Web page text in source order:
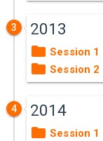
3 2013
Session 1
Session 2
4 2014
Session 1